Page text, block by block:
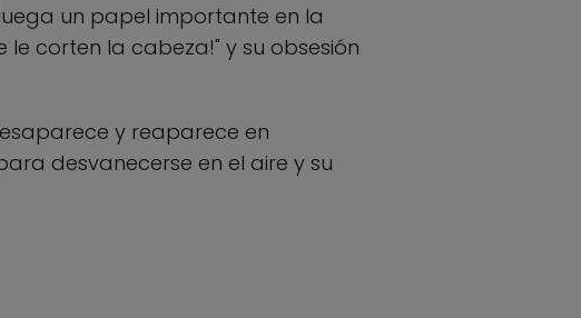
un papel importante en la
le corten la cabeza!" y su obsesión
y reaparece en
desvanecerse en el aire y su